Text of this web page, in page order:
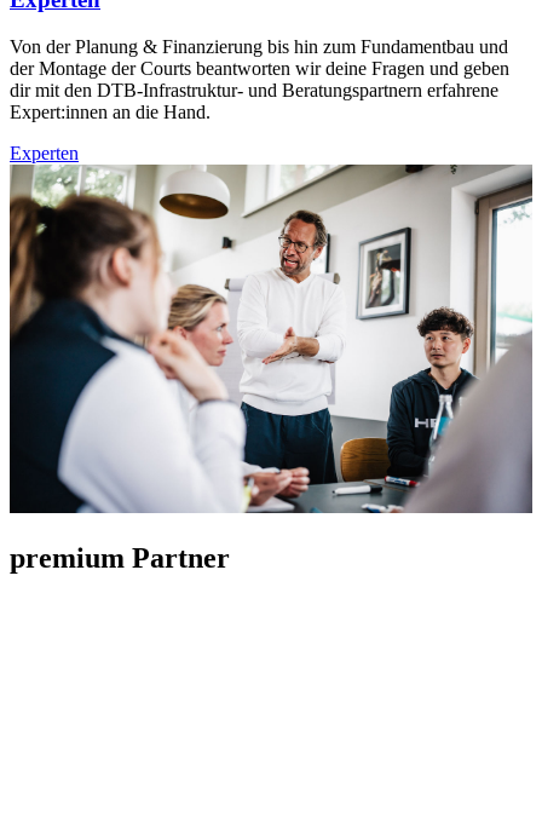
Von der Planung & Finanzierung bis hin zum Fundamentbau und
der Montage der Courts beantworten wir deine Fragen und geben
dir mit den DTB-Infrastruktur- und Beratungspartnern erfahrene
Expert:innen an die Hand.
Experten
premium Partner